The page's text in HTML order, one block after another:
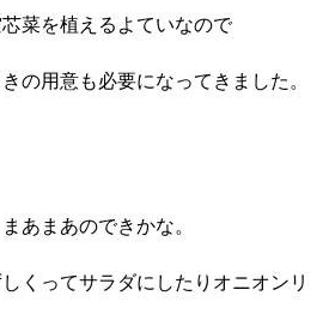
菜を植えるよていなので
の用意も必要になってきました。
あまあのできかな。
くってサラダにしたりオニオンリ